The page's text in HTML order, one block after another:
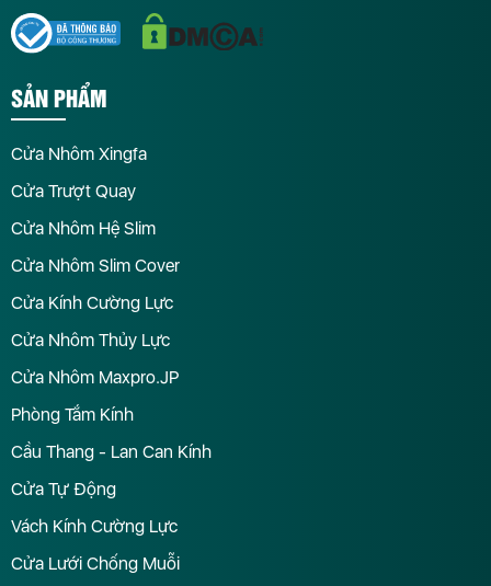
SẢN PHẨM
Cửa Nhôm Xingfa
Cửa Trượt Quay
Cửa Nhôm Hệ Slim
Cửa Nhôm Slim Cover
Cửa Kính Cường Lực
Cửa Nhôm Thủy Lực
Cửa Nhôm Maxpro.JP
Phòng Tắm Kính
Cầu Thang - Lan Can Kính
Cửa Tự Động
Vách Kính Cường Lực
Cửa Lưới Chống Muỗi